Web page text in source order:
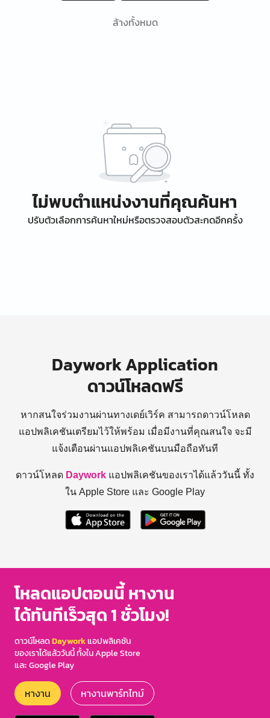
ล้างทั้งหมด
ไม่พบตำแหน่งงานที่คุณค้นหา
ปรับตัวเลือกการค้นหาใหม่หรือตรวจสอบตัวสะกดอีกครั้ง
Daywork Application
ดาวน์โหลดฟรี
หากสนใจร่วมงานผ่านทางเดย์เวิร์ค สามารถดาวน์โหลด
แอปพลิเคชันเตรียมไว้ให้พร้อม เมื่อมีงานที่คุณสนใจ จะมี
แจ้งเตือนผ่านแอปพลิเคชันบนมือถือทันที
ดาวน์โหลด Daywork แอปพลิเคชันของเราได้แล้ววันนี้ ทั้ง
ใน Apple Store และ Google Play
โหลดแอปตอนนี้ หางาน
ได้ทันทีเร็วสุด 1 ชั่วโมง!
ดาวน์โหลดDayworkแอปพลิเคชัน
ของเราได้แล้ววันนี้ ทั้งใน Apple Store
และ Google Play
หางาน หางานพาร์ทไทม์